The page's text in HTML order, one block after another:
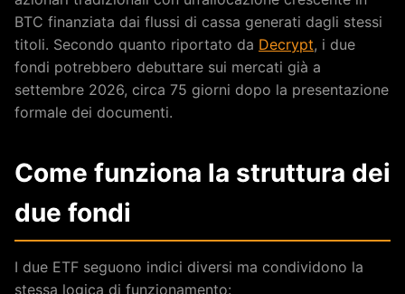
BTC finanziata dai flussi di cassa generati dagli stessi
titoli. Secondo quanto riportato da Decrypt, i due
fondi potrebbero debuttare sui mercati già a
settembre 2026, circa 75 giorni dopo la presentazione
formale dei documenti.
Come funziona la struttura dei
due fondi
I due ETF seguono indici diversi ma condividono la
stessa logica di funzionamento: